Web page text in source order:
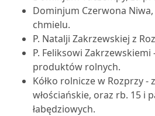
Dominjum Czerwona
chmielu.
P. Natalji Zakrzewskiej z
P. Feliksowi Zakrzewskiemi
produktów rolnych.
Kółko rolnicze w Rozprzy -
włościańskie, oraz rb. 15 i
łabędziowych.